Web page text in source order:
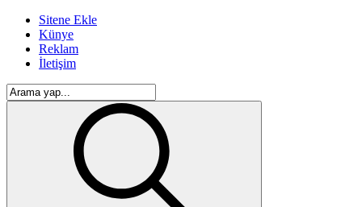
Sitene Ekle
Künye
Reklam
İletişim